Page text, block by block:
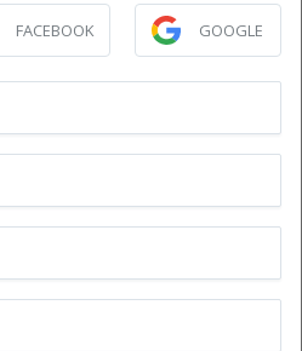
FACEBOOK GOOGLE